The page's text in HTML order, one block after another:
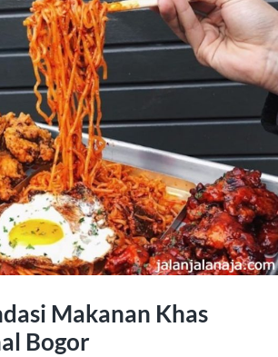
Makanan Khas
Bogor